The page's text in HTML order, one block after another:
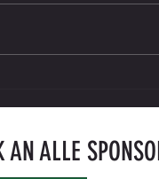
AN ALLE